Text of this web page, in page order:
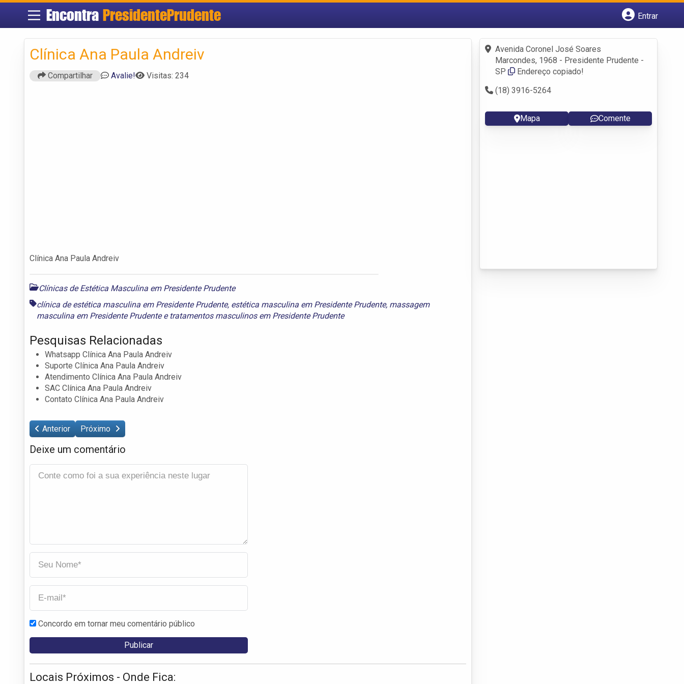
Encontra PresidentePrudente
Entrar
Fazer login
Criar conta
Clínica Ana Paula Andreiv
Compartilhar Avalie! Visitas: 234
Clínica Ana Paula Andreiv
Clínicas de Estética Masculina em Presidente Prudente
clínica de estética masculina em Presidente Prudente, estética masculina em Presidente Prudente, massagem
masculina em Presidente Prudentee tratamentos masculinos em Presidente Prudente
Pesquisas Relacionadas
Whatsapp Clínica Ana Paula Andreiv
Suporte Clínica Ana Paula Andreiv
Atendimento Clínica Ana Paula Andreiv
SAC Clínica Ana Paula Andreiv
Contato Clínica Ana Paula Andreiv
Anterior Próximo
Deixe um comentário
Concordo em tornar meu comentário público
Locais Próximos - Onde Fica:
Avenida Coronel José Soares
Marcondes, 1968 - Presidente Prudente -
SP
Endereço copiado!
(18) 3916-5264
Mapa Comente